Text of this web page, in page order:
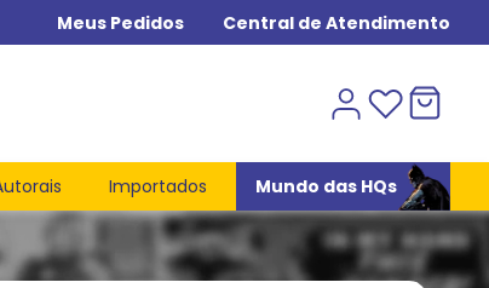
Meus Pedidos Central de Atendimento
Importados Mundo das HQs